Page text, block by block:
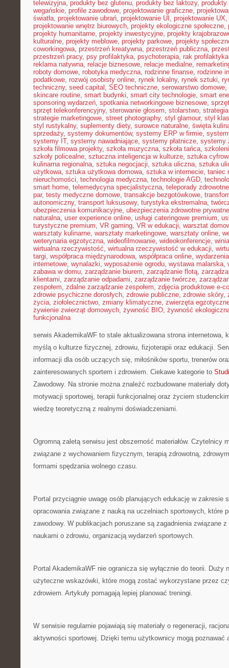
telewizyjna, produkty bez glutenu, produkty bez laktozy, produkty
wegańskie, profile zawodowe, projektowanie graficzne,
światła, projektowanie ubrań, projektowanie UI , projektowanie UX,
projektowanie wnętrz biurowych, projekty ekologiczne społeczne,
projekty humanitarne, projekty inwestycyjne, projekty
kulturalne, projekty meblowe, projekty parkowe, projekty
coworkingowa, przestrzeń kreatywna, przestrzeń publiczna,
przestrzeń pracy, psy profilaktyka, psychoterapia, rak profilaktyka
reklama natywna, relacje biznesowe, relacje medialne,
roboty domowe, robotyka medyczna, rodzinne finanse, rodzinne
podatkowe, rozwój osobisty online, rynek lokalny, rynek sztuki,
techniczny, seed capital , SEO techniczne, serowarstwo domowe,
skincare routine, smart budynki, smart city technologie, smart
sponsoring wydarzeń, spotkania networkingowe biznesowe,
sprzęt telekonferencyjny, sterowanie głosem, stolarstwo,
strategie marketingowe, street photography, styl glamour, styl
styl rustykalny, suplementy diety, surowce naturalne, święta
sprzedaży, systemy dokumentów, systemy ERP w firmie,
systemy IT, systemy nawadniające, systemy płatnicze, systemy
szkoła filmowa projekty, szkoła muzyczna, szkoła tańca,
szkoły policealne, sztuczna inteligencja w kulturze, sztuka
kulinarna regionalna, sztuka negocjacji, sztuka uliczna, sztuka
użytkowa, sztuka użytkowa domowa, sztuka w internecie, taniec
nieruchomości, technologia medyczna, technologie AGD,
smart home, telemedycyna specjalistyczna, teleporady zdrowotne
par, testy medyczne domowe, transakcje bezgotówkowe,
autonomiczny, transport luksusowy, turystyka ekstremalna,
ubezpieczenia komunikacyjne, ubezpieczenia zdrowotne prywatne
naturalna, user experience online, usługi cateringowe premium,
turystyczne premium, VR gaming, VR w edukacji, warsztat
warsztaty kulinarne, warsztaty marketingowe, warsztaty online,
weterynaria egzotyczna, wideofilmowanie, wideokonferencje,
wirtualna rzeczywistość, wirtualna rzeczywistość w edukacji,
targi, współpraca międzynarodowa, współpraca online,
internetowe, wynalazki, wyposażenie ogrodu, wystawa malarska,
zabawa w domu, zarządzanie biurem, zarządzanie flotą,
klientami, zarządzanie odpadami, zarządzanie twórcze,
zespołem, zdalne zarządzanie zespołem, zdjęcia produktowe e-
zdrowie psychiczne dorosłych, zdrowie publiczne, zdrowie skóry,
życia, ziołolecznictwo, zmiany klimatyczne, zwierzęta
żywienie zwierząt domowych, żywność BIO, żywność
funkcjonalna
serwis AkademikaWF to stale aktualizowana strona internetowa,
myślą o kulturze fizycznej, zdrowiu, fizjoterapii oraz edukacji.
informacji dla osób uczących się, miłośników sportu, trenerów
zainteresowanych sportem i zdrowiem. Ciekawe kategorie to
Zawodowy. Na stronie można znaleźć rozbudowane materiały
motywacji sportowej, terapii funkcjonalnej oraz życiem
wiedzę teoretyczną z realnymi doświadczeniami.
Ogromną zaletą serwisu jest obszerność materiałów. Czytelnicy
związane z wychowaniem fizycznym, terapią zdrowotną,
formami spędzania wolnego czasu.
Portal przyciągnie uwagę osób planujących edukację w zakresie
opracowania związane z nauką na uczelniach sportowych, które
zawodowy. W publikacjach poruszane są zagadnienia związane
naukami o zdrowiu, organizacją wydarzeń sportowych.
Portal AkademikaWF nie ogranicza się wyłącznie do teorii. Duży
użyteczne wskazówki, które mogą zostać wykorzystane przez
zdrowiem. Artykuły pomagają lepiej planować treningi.
W serwisie regularnie pojawiają się materiały o regeneracji,
aktywności sportowej. Dzięki temu użytkownicy mogą poznawać